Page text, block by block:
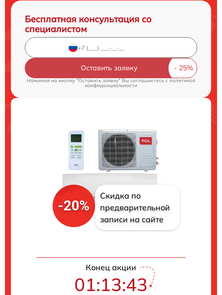
Бесплатная консультация со
специалистом
Оставить заявку
Нажимая на кнопку "Оставить заявку" Вы соглашаетесь cполитикой
конфиденциальности
-20%
Скидка по
предварительной
записи на сайте
Конец акции
01:13:42